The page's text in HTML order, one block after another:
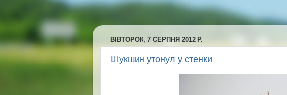
ВІВТОРОК, 7 СЕРПНЯ 2012 Р.
Шукшин утонул у стенки